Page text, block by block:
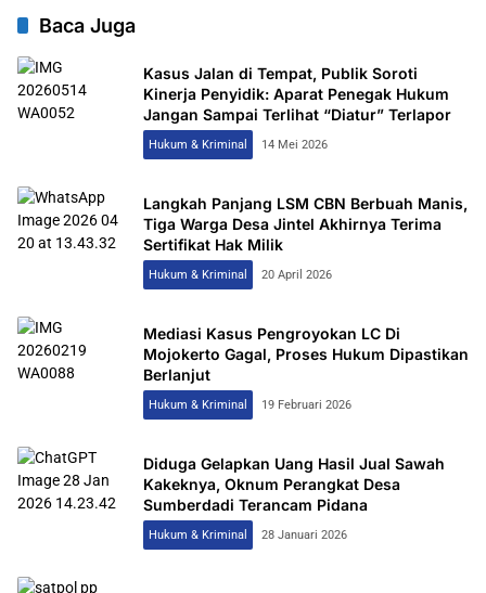
Baca Juga
Kasus Jalan di Tempat, Publik Soroti
Kinerja Penyidik: Aparat Penegak Hukum
Jangan Sampai Terlihat “Diatur” Terlapor
Hukum & Kriminal 14 Mei 2026
Langkah Panjang LSM CBN Berbuah Manis,
Tiga Warga Desa Jintel Akhirnya Terima
Sertifikat Hak Milik
Hukum & Kriminal 20 April 2026
Mediasi Kasus Pengroyokan LC Di
Mojokerto Gagal, Proses Hukum Dipastikan
Berlanjut
Hukum & Kriminal 19 Februari 2026
Diduga Gelapkan Uang Hasil Jual Sawah
Kakeknya, Oknum Perangkat Desa
Sumberdadi Terancam Pidana
Hukum & Kriminal 28 Januari 2026